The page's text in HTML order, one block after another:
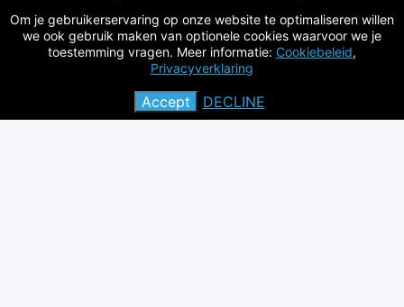
Deel vacature
Om je gebruikerservaring op onze website te optimaliseren willen
we ook gebruik maken van optionele cookies waarvoor we je
toestemming vragen. Meer informatie: Cookiebeleid,
Privacyverklaring
Accept DECLINE